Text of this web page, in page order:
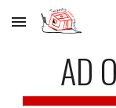
Skip to main content
AD